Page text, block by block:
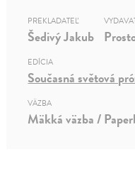
PREKLADATEĽ
Šedivý Jakub
EDÍCIA
Současná světová
VÄZBA
Mäkká väzba /